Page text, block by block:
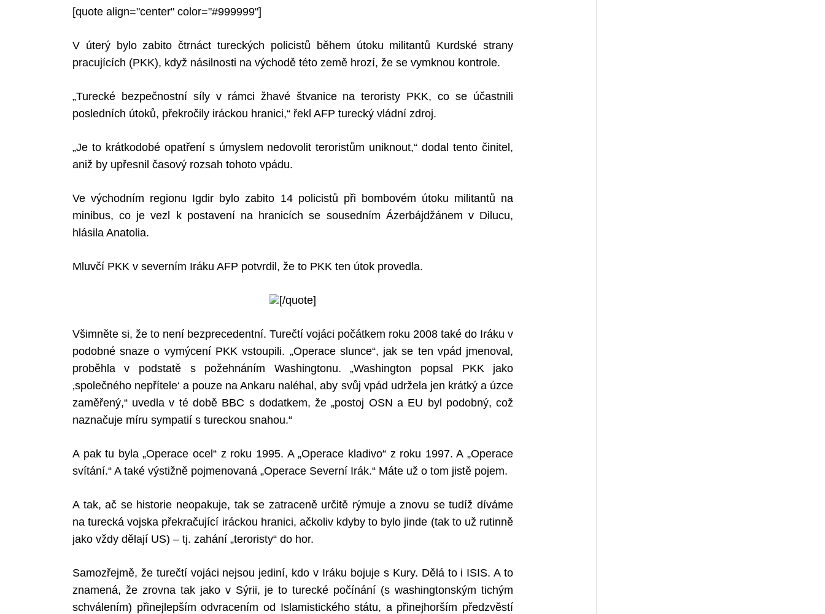
[quote align="center" color="#999999"]
V úterý bylo zabito čtrnáct tureckých policistů během útoku militantů Kurdské strany
pracujících (PKK), když násilnosti na východě této země hrozí, že se vymknou kontrole.
„Turecké bezpečnostní síly v rámci žhavé štvanice na teroristy PKK, co se účastnili
posledních útoků, překročily iráckou hranici,“ řekl AFP turecký vládní zdroj.
„Je to krátkodobé opatření s úmyslem nedovolit teroristům uniknout,“ dodal tento činitel,
aniž by upřesnil časový rozsah tohoto vpádu.
Ve východním regionu Igdir bylo zabito 14 policistů při bombovém útoku militantů na
minibus, co je vezl k postavení na hranicích se sousedním Ázerbájdžánem v Dilucu,
hlásila Anatolia.
Mluvčí PKK v severním Iráku AFP potvrdil, že to PKK ten útok provedla.
[/quote]
Všimněte si, že to není bezprecedentní. Turečtí vojáci počátkem roku 2008 také do Iráku v
podobné snaze o vymýcení PKK vstoupili. „Operace slunce“, jak se ten vpád jmenoval,
proběhla v podstatě s požehnáním Washingtonu. „Washington popsal PKK jako
‚společného nepřítele‘ a pouze na Ankaru naléhal, aby svůj vpád udržela jen krátký a úzce
zaměřený,“ uvedla v té době BBC s dodatkem, že „postoj OSN a EU byl podobný, což
naznačuje míru sympatií s tureckou snahou.“
A pak tu byla „Operace ocel“ z roku 1995. A „Operace kladivo“ z roku 1997. A „Operace
svítání.“ A také výstižně pojmenovaná „Operace Severní Irák.“ Máte už o tom jistě pojem.
A tak, ač se historie neopakuje, tak se zatraceně určitě rýmuje a znovu se tudíž díváme
na turecká vojska překračující iráckou hranici, ačkoliv kdyby to bylo jinde (tak to už rutinně
jako vždy dělají US) – tj. zahání „teroristy“ do hor.
Samozřejmě, že turečtí vojáci nejsou jediní, kdo v Iráku bojuje s Kury. Dělá to i ISIS. A to
znamená, že zrovna tak jako v Sýrii, je to turecké počínání (s washingtonským tichým
schválením) přinejlepším odvracením od Islamistického státu, a přinejhorším předzvěstí